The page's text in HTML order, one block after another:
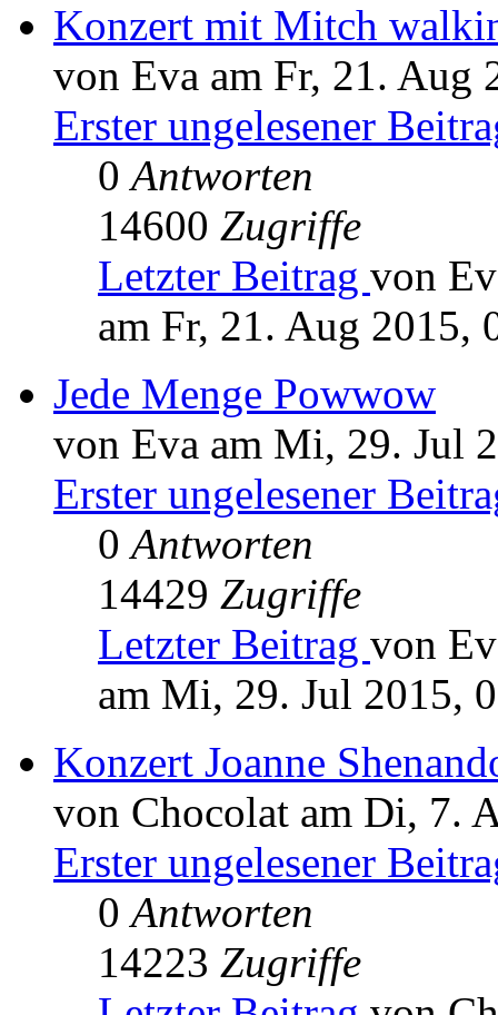
Konzert mit Mitch
von Eva am Fr, 21. Aug
Erster ungelesener
0Antworten
14600 Zugriffe
Letzter Beitrag von
am Fr, 21. Aug 2015,
Jede Menge Powwow
von Eva am Mi, 29. Jul
Erster ungelesener
0Antworten
14429 Zugriffe
Letzter Beitrag von
am Mi, 29. Jul 2015,
Konzert Joanne
von Chocolat am Di, 7.
Erster ungelesener
0Antworten
14223 Zugriffe